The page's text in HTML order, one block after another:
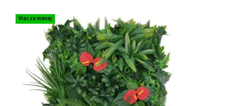
Viac za menej